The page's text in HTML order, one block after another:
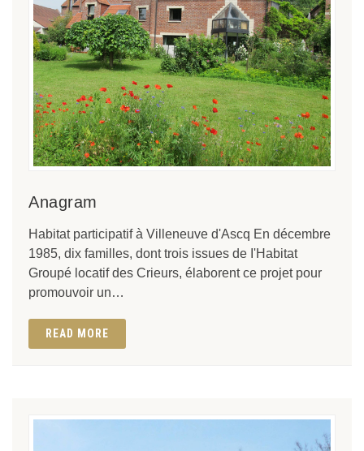
Anagram
Habitat participatif à Villeneuve d'Ascq En décembre
1985, dix familles, dont trois issues de I'Habitat
Groupé locatif des Crieurs, élaborent ce projet pour
promouvoir un…
READ MORE